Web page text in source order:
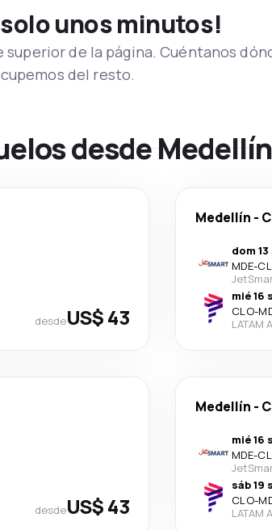
unos minutos!
de la página. Cuéntanos
del resto.
desde
desdeUS$ 43
Medellín -
dom
MDE-
mié 16
CLO-
LATAM
desdeUS$ 43
Medellín -
mié 16
MDE-
sáb 19
CLO-
LATAM